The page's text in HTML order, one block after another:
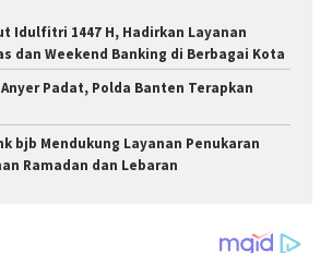
Idulfitri 1447 H, Hadirkan Layanan
dan Weekend Banking di Berbagai Kota
Padat, Polda Banten Terapkan
bjb Mendukung Layanan Penukaran
Ramadan dan Lebaran